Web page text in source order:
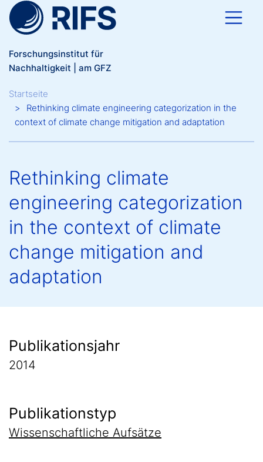
Direkt zum Inhalt
Forschungsinstitut für
Nachhaltigkeit | am GFZ
Breadcrumb
Startseite
Rethinking climate engineering categorization in the
context of climate change mitigation and adaptation
Rethinking climate
engineering categorization
in the context of climate
change mitigation and
adaptation
Publikationsjahr
2014
Publikationstyp
Wissenschaftliche Aufsätze